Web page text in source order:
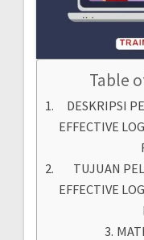
Table
DESKRIPSI
EFFECTIVE
TUJUAN
EFFECTIVE